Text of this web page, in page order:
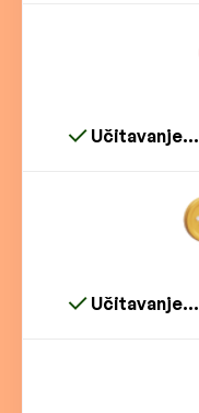
Učitavanje...
Učitavanje...